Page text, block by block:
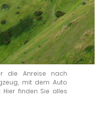
die Anreise nach
mit dem Auto
finden Sie alles